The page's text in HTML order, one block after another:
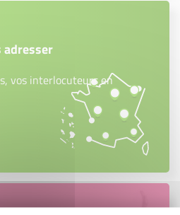
adresser
vos interlocuteurs en